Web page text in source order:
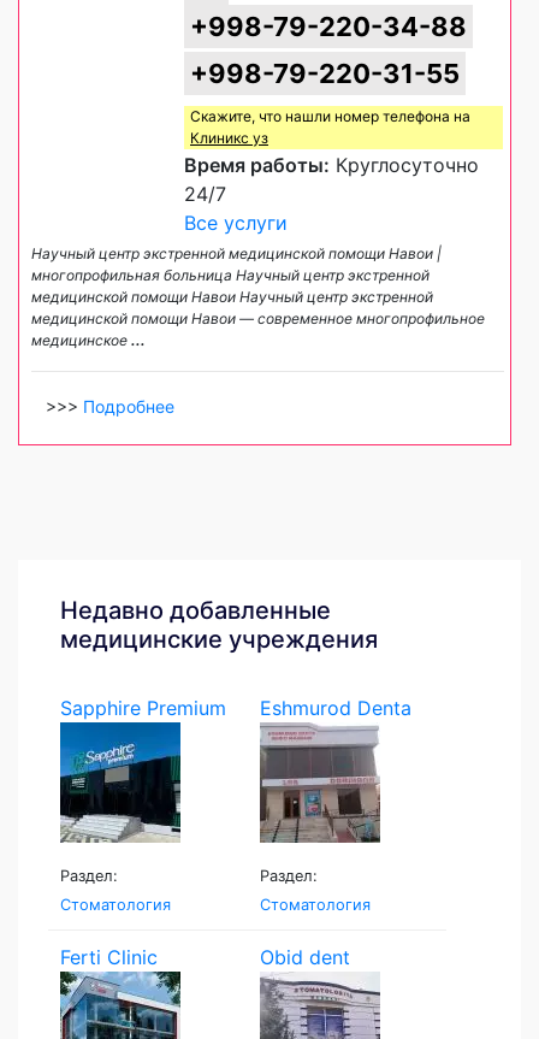
+998-79-220-34-88
+998-79-220-31-55
Скажите, что нашли номер телефона на
Клиникс уз
Время работы: Круглосуточно
24/7
Все услуги
Научный центр экстренной медицинской помощи Навои |
многопрофильная больница Научный центр экстренной
медицинской помощи Навои Научный центр экстренной
медицинской помощи Навои — современное многопрофильное
медицинское ...
>>> Подробнее
Недавно добавленные
медицинские учреждения
Sapphire Premium
Раздел:
Стоматология
Eshmurod Denta
Раздел:
Стоматология
Ferti Clinic Obid dent